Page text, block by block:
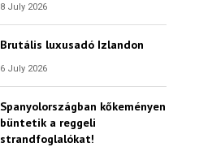
8 July 2026
Brutális luxusadó Izlandon
6 July 2026
Spanyolországban kőkeményen
büntetik a reggeli
strandfoglalókat!